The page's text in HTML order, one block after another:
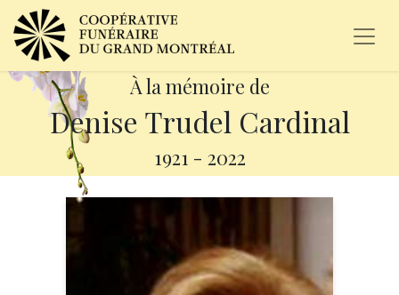
À la mémoire de
Denise Trudel Cardinal
1921 - 2022